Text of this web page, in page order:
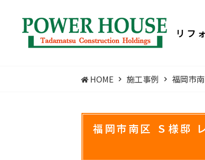
リフ
HOME 施工事例 福岡市
福岡市南区 Ｓ様邸